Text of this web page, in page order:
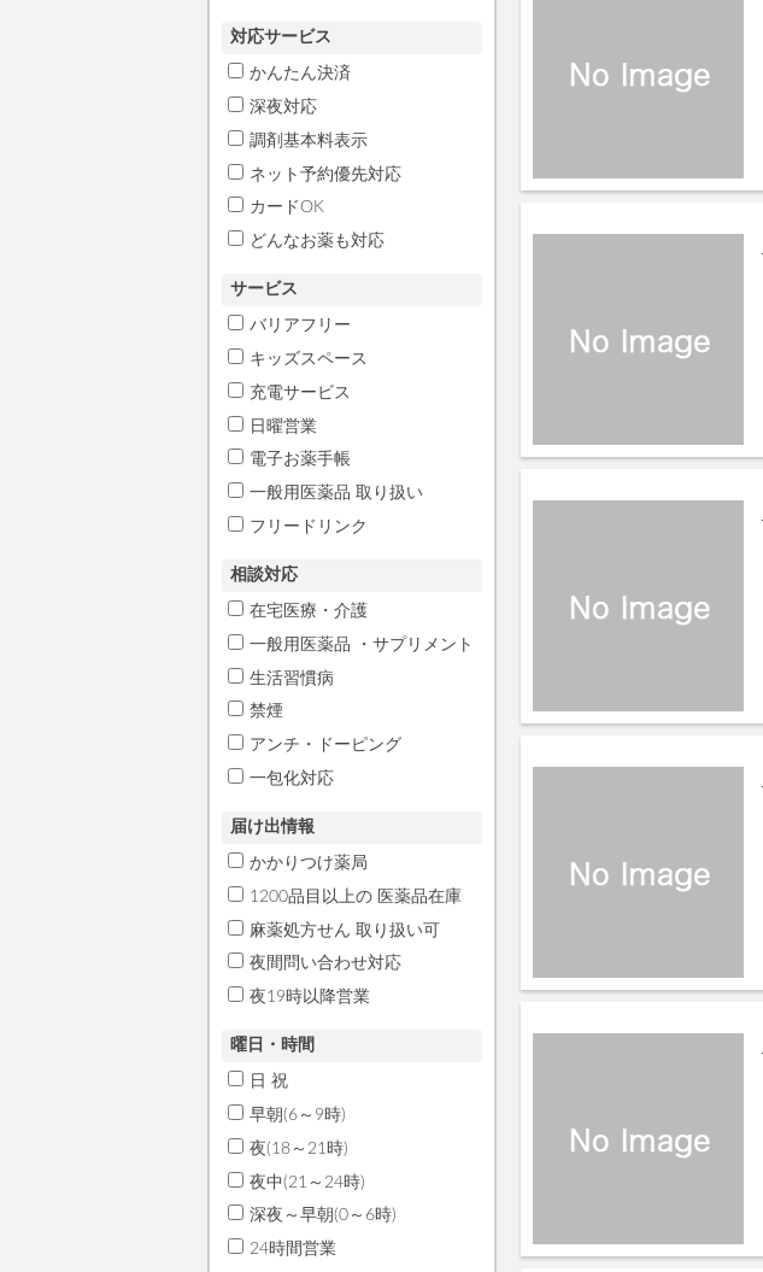
対応サービス
かんたん決済
深夜対応
調剤基本料表示
ネット予約優先対応
カードOK
どんなお薬も対応
サービス
バリアフリー
キッズスペース
充電サービス
日曜営業
電子お薬手帳
一般用医薬品 取り扱い
フリードリンク
相談対応
在宅医療・介護
一般用医薬品 ・サプリメント
生活習慣病
禁煙
アンチ・ドーピング
一包化対応
届け出情報
かかりつけ薬局
1200品目以上の 医薬品在庫
麻薬処方せん 取り扱い可
夜間問い合わせ対応
夜19時以降営業
曜日・時間
日 祝
早朝(6～9時)
夜(18～21時)
夜中(21～24時)
深夜～早朝(0～6時)
24時間営業